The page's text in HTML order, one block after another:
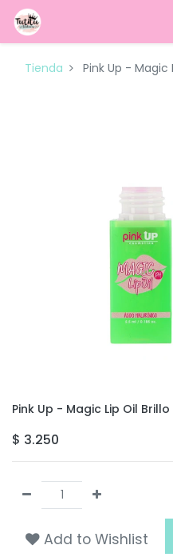
Tienda Pink Up - Magic
Pink Up - Magic Lip Oil
$ 3.250
Add to Wishlist